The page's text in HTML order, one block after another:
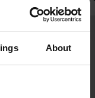
About